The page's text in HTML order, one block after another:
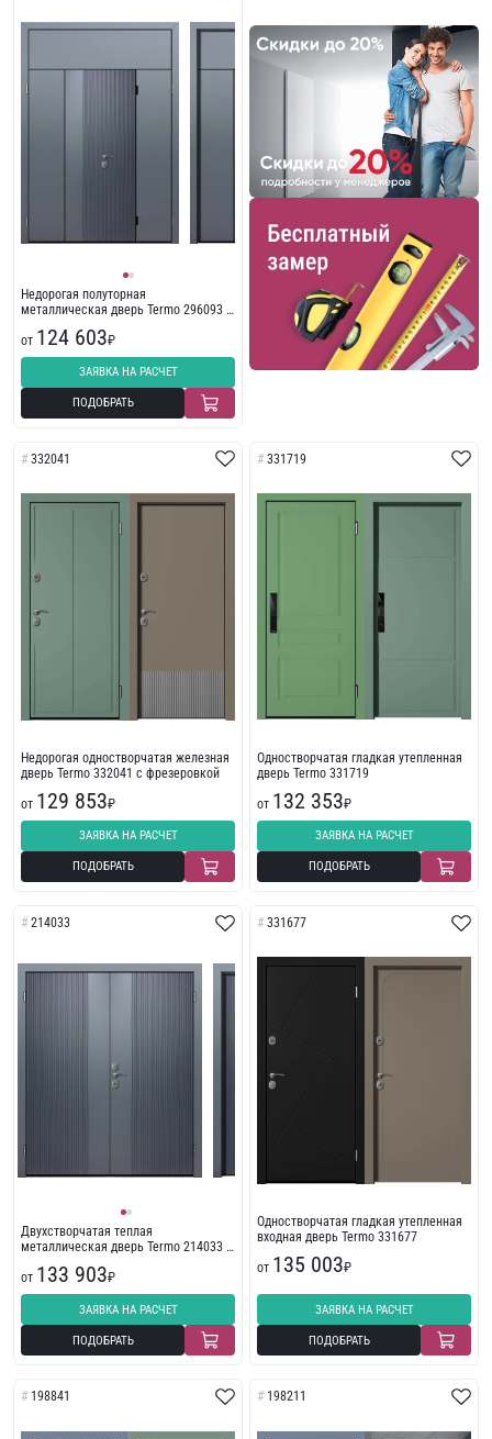
Недорогая полуторная
металлическая дверь Termo 296093 с
от 124 603₽
ЗАЯВКА НА РАСЧЕТ
ПОДОБРАТЬ
332041
Недорогая одностворчатая железная
дверь Termo 332041 с фрезеровкой
от 129 853₽
ЗАЯВКА НА РАСЧЕТ
ПОДОБРАТЬ
331719
Одностворчатая гладкая утепленная
дверь Termo 331719
от 132 353₽
ЗАЯВКА НА РАСЧЕТ
ПОДОБРАТЬ
214033
Двухстворчатая теплая
металлическая дверь Termo 214033 с
от 133 903₽
ЗАЯВКА НА РАСЧЕТ
ПОДОБРАТЬ
331677
Одностворчатая гладкая утепленная
входная дверь Termo 331677
от 135 003₽
ЗАЯВКА НА РАСЧЕТ
ПОДОБРАТЬ
198841 198211